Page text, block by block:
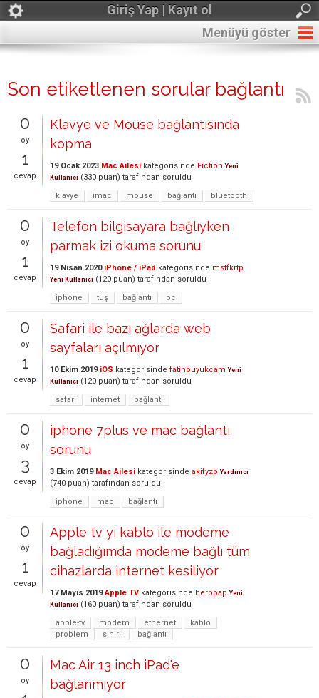
Giriş Yap | Kayıt ol
Menüyü göster
Son etiketlenen sorular bağlantı
0
oy
1
cevap
Klavye ve Mouse bağlantısında
kopma
19 Ocak 2023 Mac Ailesi kategorisinde Fiction Yeni
Kullanıcı (330 puan) tarafından soruldu
klavye
imac mouse bağlantı bluetooth
0
oy
1
cevap
Telefon bilgisayara bağlıyken
parmak izi okuma sorunu
19 Nisan 2020 iPhone / iPad kategorisinde mstfkrtp
Yeni Kullanıcı (120 puan) tarafından soruldu
iphone
tuş bağlantı pc
0
oy
1
cevap
Safari ile bazı ağlarda web
sayfaları açılmıyor
10 Ekim 2019 iOS kategorisinde fatihbuyukcam Yeni
Kullanıcı (120 puan) tarafından soruldu
safari
internet bağlantı
0
oy
3
cevap
iphone 7plus ve mac bağlantı
sorunu
3 Ekim 2019 Mac Ailesi kategorisinde akifyzb Yardımcı
(740 puan) tarafından soruldu
iphone
mac bağlantı
0
oy
1
cevap
Apple tv yi kablo ile modeme
bağladığımda modeme bağlı tüm
cihazlarda internet kesiliyor
17 Mayıs 2019 Apple TV kategorisinde heropap Yeni
Kullanıcı (160 puan) tarafından soruldu
apple-tv
modem ethernet
kablo
problem
sınırlı bağlantı
0
oy
Mac Air 13 inch iPad'e
bağlanmıyor